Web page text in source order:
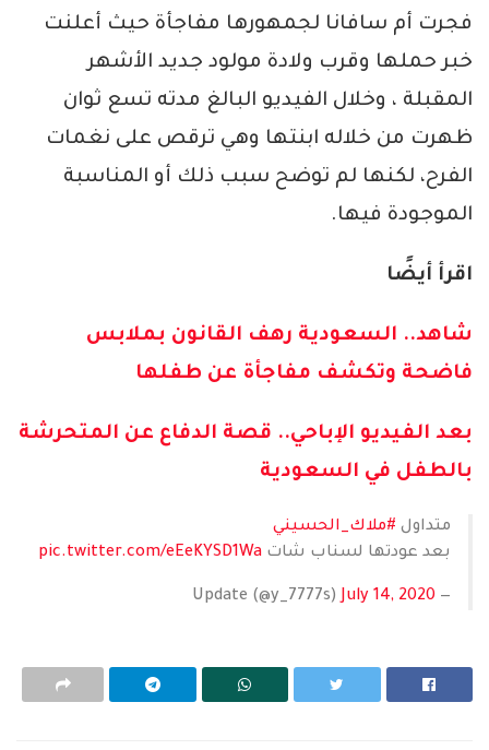
فجرت أم سافانا لجمهورها مفاجأة حيث أعلنت
خبر حملها وقرب ولادة مولود جديد الأشهر
المقبلة ، وخلال الفيديو البالغ مدته تسع ثوان
ظهرت من خلاله ابنتها وهي ترقص على نغمات
الفرح، لكنها لم توضح سبب ذلك أو المناسبة
الموجودة فيها.
اقرأ أيضًا
شاهد.. السعودية رهف القانون بملابس
فاضحة وتكشف مفاجأة عن طفلها
بعد الفيديو الإباحي.. قصة الدفاع عن المتحرشة
بالطفل في السعودية
متداول #ملاك_الحسيني
بعد عودتها لسناب شات pic.twitter.com/eEeKYSD1Wa
— Update (@y_7777s)
July 14, 2020